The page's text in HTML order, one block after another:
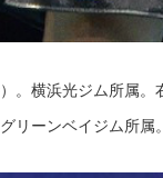
。横浜光ジム所属
リーンベイジム所